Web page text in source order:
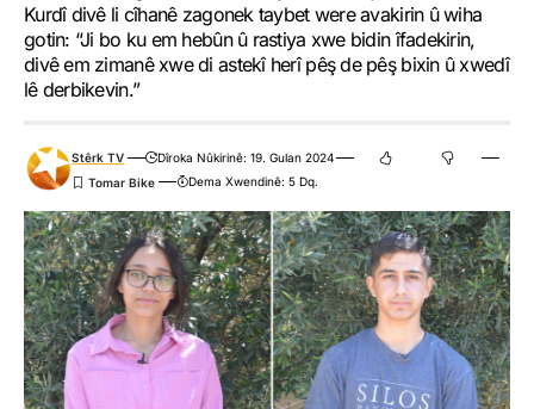
Kurdî divê li cîhanê zagonek taybet were avakirin û wiha
gotin: “Ji bo ku em hebûn û rastiya xwe bidin îfadekirin,
divê em zimanê xwe di astekî herî pêş de pêş bixin û xwedî
lê derbikevin.”
Stêrk TV
Dîroka Nûkirinê: 19. Gulan 2024
Dema Xwendinê: 5 Dq.